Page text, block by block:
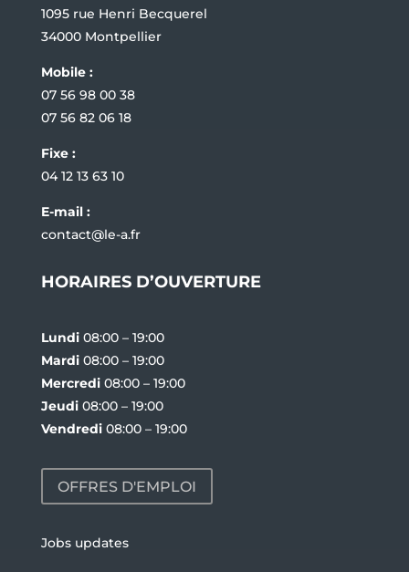
1095 rue Henri Becquerel
34000 Montpellier
Mobile :
07 56 98 00 38
07 56 82 06 18
Fixe :
04 12 13 63 10
E-mail :
contact@le-a.fr
HORAIRES D’OUVERTURE
Lundi08:00 – 19:00
Mardi08:00 – 19:00
Mercredi08:00 – 19:00
Jeudi08:00 – 19:00
Vendredi08:00 – 19:00
OFFRES D'EMPLOI
Jobs updates